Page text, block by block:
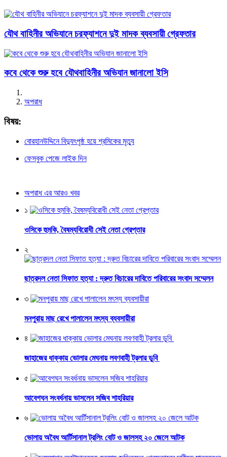
যৌথ বাহিনীর অভিযানে চরফ্যাশনে দুই মাদক ব্যবসায়ী গ্রেফতার
কবে থেকে শুরু হবে যৌথবাহিনীর অভিযান জানালো ইসি
অপরাধ
বিষয়:
বোরহানউদ্দিনে বিদ্যুৎপৃষ্ঠ হয়ে শ্রমিকের মৃত্যু
ফেসবুক পেজে লাইক দিন
অপরাধ এর আরও খবর
১
ওসিকে হুমকি, বৈষম্যবিরোধী সেই নেতা গ্রেপ্তার
২
ছাত্রদল নেতা সিফাত হত্যা : দ্রুত বিচারের দাবিতে পরিবারের সংবাদ সম্মেলন
৩
মনপুরায় মাছ রেখে পালালেন মৎস্য ব্যবসায়ীরা
৪
জাহাজের ধাক্কায় ভোলার মেঘনায় লবণবাহী ট্রলার ডুবি
৫
আবেগঘন সংবর্ধনায় ভাসলেন সজিব শাহরিয়ার
৬
ভোলায় অবৈধ আর্টিসানাল ট্রলিং বোট ও জালসহ ২০ জেলে আটক